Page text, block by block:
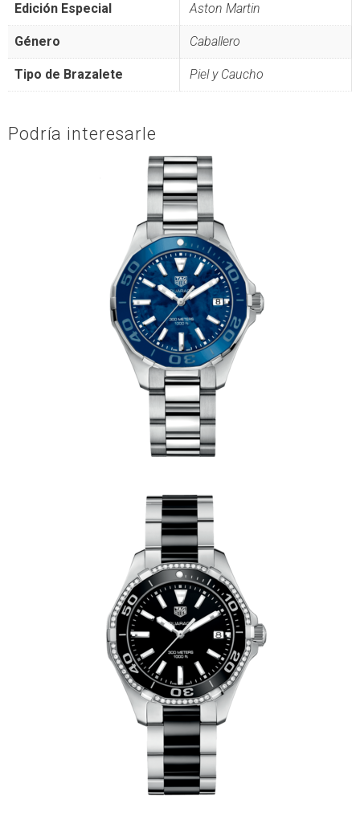
Edición Especial Aston Martin
Género Caballero
Tipo de Brazalete Piel y Caucho
Podría interesarle